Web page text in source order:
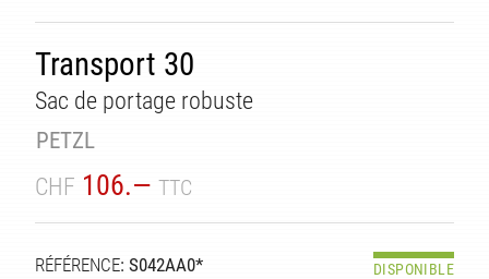
Transport 30
Sac de portage robuste
PETZL
CHF 106.— TTC
RÉFÉRENCE: S042AA0* DISPONIBLE